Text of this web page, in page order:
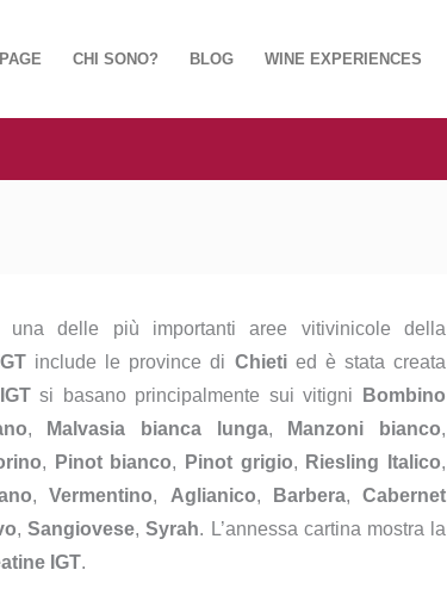
CHI SONO? BLOG WINE EXPERIENCES
una delle più importanti aree vitivinicole della
include le province di Chietied è stata creata
si basano principalmente sui vitigni
Bombino
, Malvasia bianca lunga, Manzoni bianco,
, Pinot bianco, Pinot grigio, Riesling Italico,
,Vermentino, Aglianico, Barbera, Cabernet
,Sangiovese,Syrah. L’annessa cartina mostra la
IGT.